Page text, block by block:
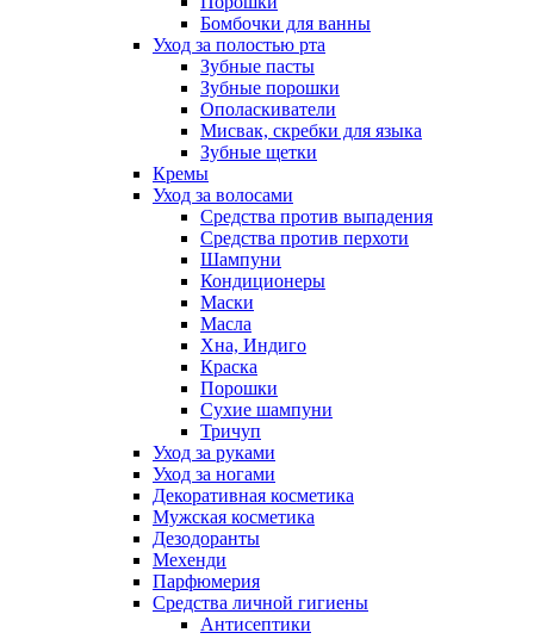
Бомбочки для ванны
Уход за полостью рта
Зубные пасты
Зубные порошки
Ополаскиватели
Мисвак, скребки для языка
Зубные щетки
Кремы
Уход за волосами
Средства против выпадения
Средства против перхоти
Шампуни
Кондиционеры
Маски
Масла
Хна, Индиго
Краска
Порошки
Сухие шампуни
Тричуп
Уход за руками
Уход за ногами
Декоративная косметика
Мужская косметика
Дезодоранты
Мехенди
Парфюмерия
Средства личной гигиены
Антисептики